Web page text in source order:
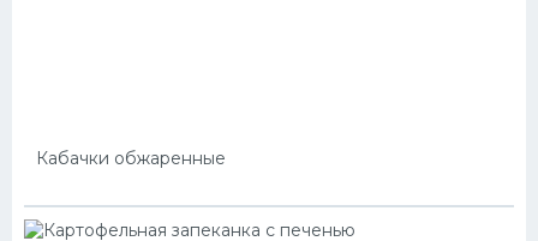
Кабачки обжаренные